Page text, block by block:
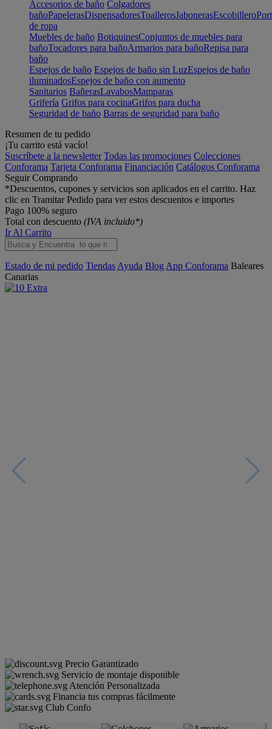
Accesorios de baño Colgadores
bañoPapelerasDispensadoresToallerosJabonerasEscobillero
de ropa
Muebles de baño BotiquinesConjuntos de muebles para
bañoTocadores para bañoArmarios para bañoRepisa para
baño
Espejos de baño Espejos de baño sin LuzEspejos de baño
iluminadosEspejos de baño con aumento
Sanitarios BañerasLavabosMamparas
Grifería Grifos para cocinaGrifos para ducha
Seguridad de baño Barras de seguridad para baño
Resumen de tu pedido
¡Tu carrito está vacío!
Suscríbete a la newsletter Todas las promociones Colecciones
Conforama Tarjeta Conforama Financiación Catálogos Conforama
Seguir Comprando
*Descuentos, cupones y servicios son aplicados en el carrito. Haz
clic en Tramitar Pedido para ver estos descuentos e importes
Pago 100% seguro
Total con descuento (IVA incluido*)
Ir Al Carrito
Estado de mi pedido Tiendas Ayuda Blog App Conforama Baleares
Canarias
Precio Garantizado
Servicio de montaje disponible
Atención Personalizada
Financia tus compras fácilmente
Club Confo